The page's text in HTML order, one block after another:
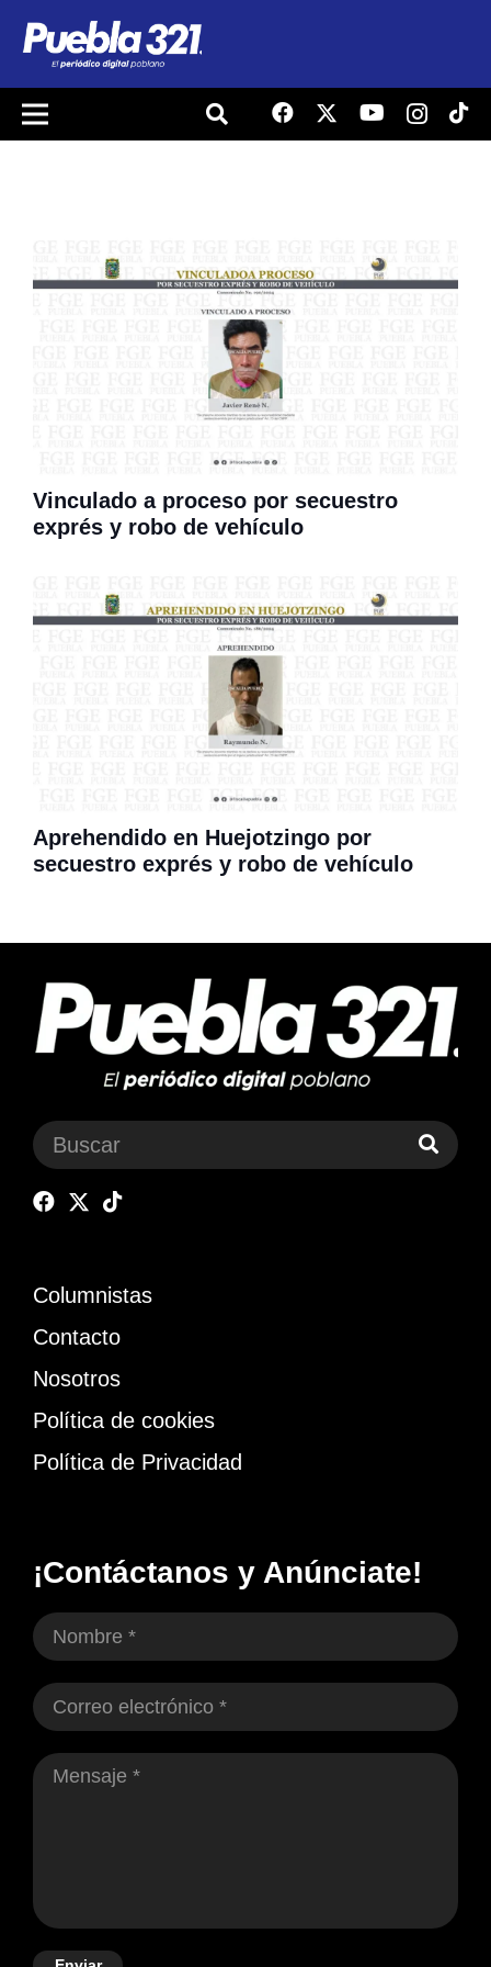
Vinculado a proceso por secuestro
exprés y robo de vehículo
Aprehendido en Huejotzingo por
secuestro exprés y robo de vehículo
Columnistas
Contacto
Nosotros
Política de cookies
Política de Privacidad
¡Contáctanos y Anúnciate!